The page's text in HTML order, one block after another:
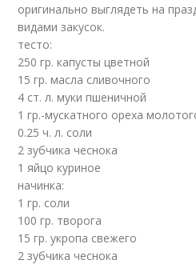
оригинально выглядеть на
видами закусок.
тесто:
250 гр. капусты цветной
15 гр. масла сливочного
4 ст. л. муки пшеничной
1 гр.-мускатного ореха
0.25 ч. л. соли
2 зубчика чеснока
1 яйцо куриное
начинка:
1 гр. соли
100 гр. творога
15 гр. укропa свежего
2 зубчика чеснока